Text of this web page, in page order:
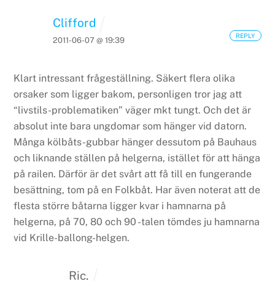
Clifford
2011-06-07 @ 19:39
Klart intressant frågeställning. Säkert flera olika
orsaker som ligger bakom, personligen tror jag att
“livstils-problematiken” väger mkt tungt. Och det är
absolut inte bara ungdomar som hänger vid datorn.
Många kölbåts-gubbar hänger dessutom på Bauhaus
och liknande ställen på helgerna, istället för att hänga
på railen. Därför är det svårt att få till en fungerande
besättning, tom på en Folkbåt. Har även noterat att de
flesta större båtarna ligger kvar i hamnarna på
helgerna, på 70, 80 och 90 -talen tömdes ju hamnarna
vid Krille-ballong-helgen.
REPLY
Ric.